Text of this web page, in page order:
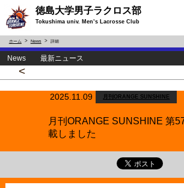
徳島大学男子ラクロス部
Tokushima univ. Men’s Lacrosse Club
ホーム News 詳細
News 最新ニュース
<
2025.11.09 月刊ORANGE SUNSHINE
月刊ORANGE SUNSHINE 第
載しました